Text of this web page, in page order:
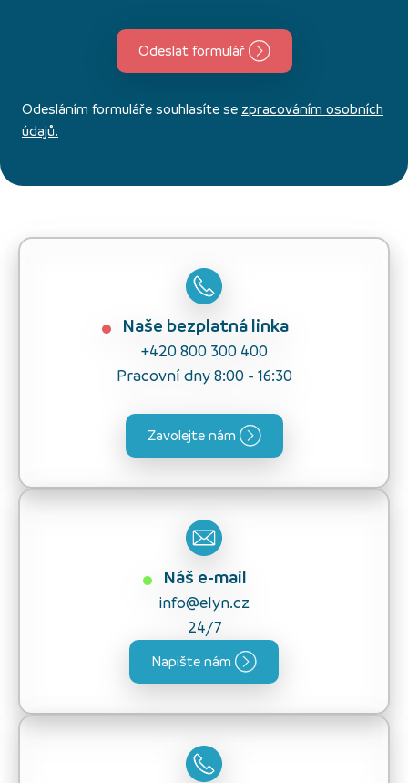
Odeslat formulář
Odesláním formuláře souhlasíte se zpracováním osobních
údajů.
Naše bezplatná linka
+420 800 300 400
Pracovní dny 8:00 - 16:30
Zavolejte nám
Náš e-mail
info@elyn.cz
24/7
Napište nám